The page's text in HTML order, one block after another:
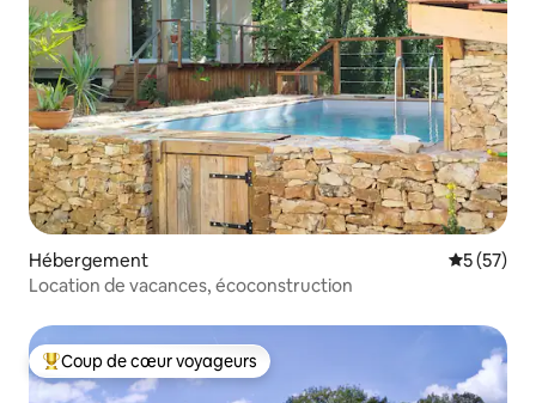
Hébergement
5 (57)
Location de vacances, écoconstruction
Coups de cœur voyageurs les plus appréciés
Coup de cœur voyageurs